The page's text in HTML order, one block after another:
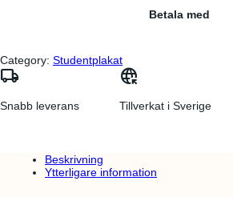
Betala med
Category: Studentplakat
local_shipping
Snabb leverans
captive_portal
Tillverkat i Sverige
Beskrivning
Ytterligare information